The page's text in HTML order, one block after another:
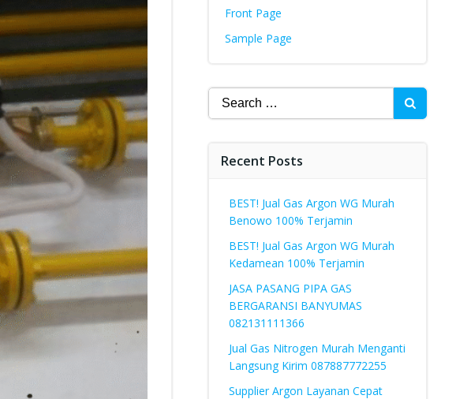
Front Page
Sample Page
Search
for:
Recent Posts
BEST! Jual Gas Argon WG Murah
Benowo 100% Terjamin
BEST! Jual Gas Argon WG Murah
Kedamean 100% Terjamin
JASA PASANG PIPA GAS
BERGARANSI BANYUMAS
082131111366
Jual Gas Nitrogen Murah Menganti
Langsung Kirim 087887772255
Supplier Argon Layanan Cepat